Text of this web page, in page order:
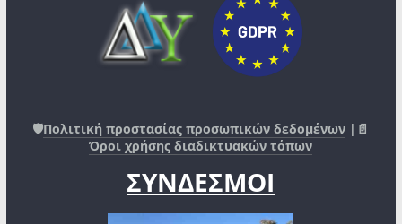
🛡️Πολιτική προστασίας προσωπικών δεδομένων |📄
Όροι χρήσης διαδικτυακών τόπων
ΣΥΝΔΕΣΜΟΙ